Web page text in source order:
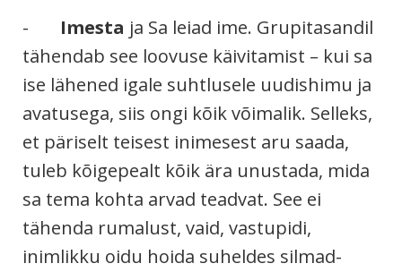
- Imesta ja Sa leiad ime. Grupitasandil
tähendab see loovuse käivitamist – kui sa
ise lähened igale suhtlusele uudishimu ja
avatusega, siis ongi kõik võimalik. Selleks,
et päriselt teisest inimesest aru saada,
tuleb kõigepealt kõik ära unustada, mida
sa tema kohta arvad teadvat. See ei
tähenda rumalust, vaid, vastupidi,
inimlikku oidu hoida suheldes silmad-